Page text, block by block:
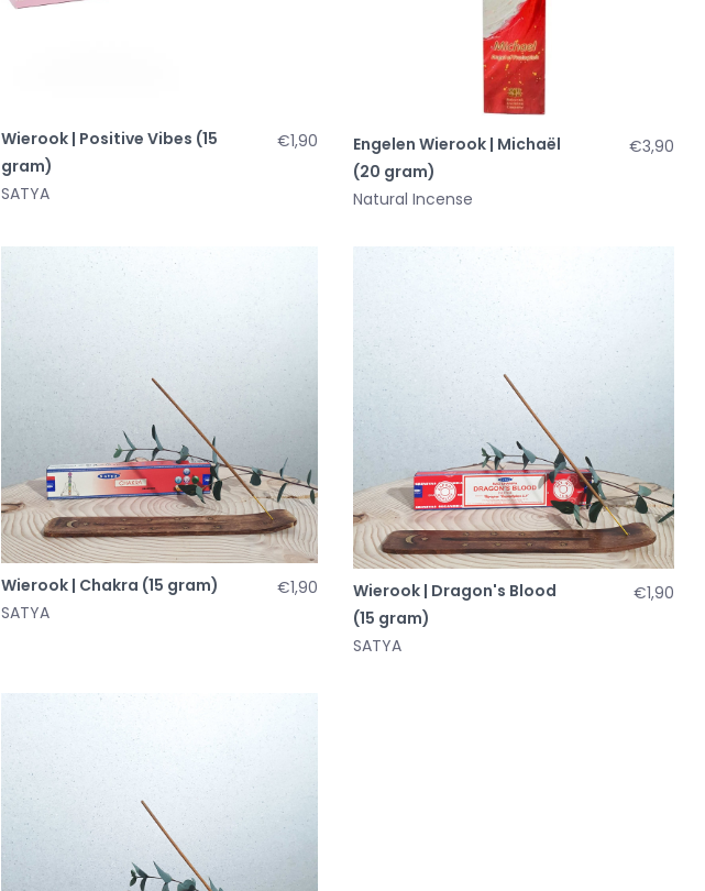
Wierook | Positive Vibes (15
gram)
SATYA
€1,90
Engelen Wierook | Michaël
(20 gram)
Natural Incense
€3,90
Wierook | Chakra (15 gram)
SATYA
€1,90
Wierook | Dragon's Blood
(15 gram)
SATYA
€1,90